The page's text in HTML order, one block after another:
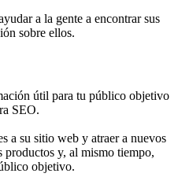
a la gente a encontrar sus
sobre ellos.
útil para tu público objetivo
SEO.
a su sitio web y atraer a nuevos
productos y, al mismo tiempo,
objetivo.